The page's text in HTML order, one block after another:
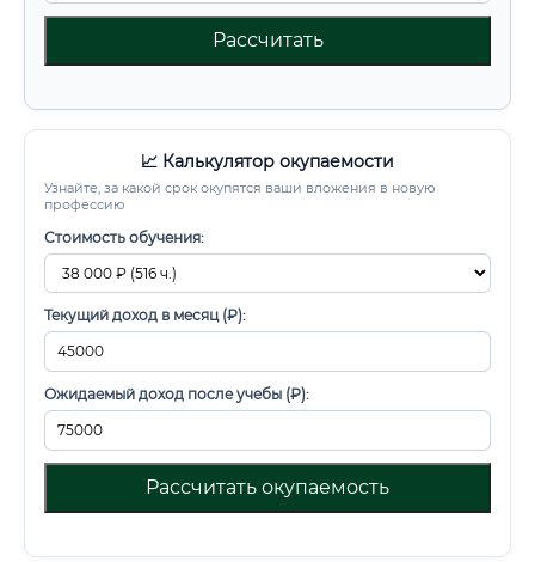
Рассчитать
📈 Калькулятор окупаемости
Узнайте, за какой срок окупятся ваши вложения в новую
профессию
Стоимость обучения:
Текущий доход в месяц (₽):
Ожидаемый доход после учебы (₽):
Рассчитать окупаемость